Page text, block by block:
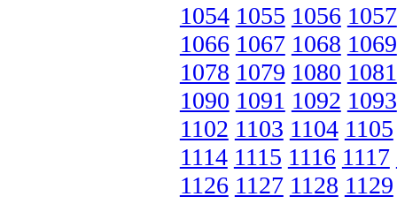
1054 1055 1056 1057
1066 1067 1068 1069
1078 1079 1080 1081
1090 1091 1092 1093
1102 1103 1104 1105
1114 1115 1116 1117
1126 1127 1128 1129